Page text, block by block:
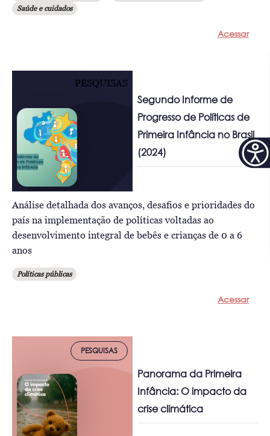
Saúde e cuidados
Acessar
PESQUISAS
Segundo Informe de
Progresso de Políticas de
Primeira Infância no Brasil
(2024)
Análise detalhada dos avanços, desafios e prioridades do
país na implementação de políticas voltadas ao
desenvolvimento integral de bebês e crianças de 0 a 6
anos
Políticas públicas
Acessar
PESQUISAS
Panorama da Primeira
Infância: O impacto da
crise climática